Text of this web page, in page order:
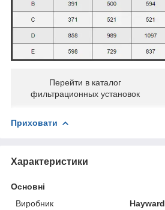
Перейти в каталог
фильтрационных установок
Приховати
Характеристики
Основні
Виробник
Hayward